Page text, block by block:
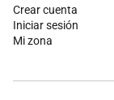
Crear cuenta
Iniciar sesión
Mi zona